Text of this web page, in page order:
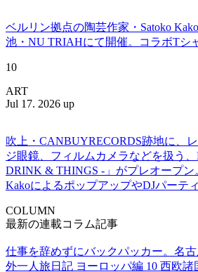
ベルリン拠点の陶芸作家・Satoko
池・NU TRIAHにて開催。コラボTシ
10
ART
Jul 17. 2026 up
吹上・CANBUYRECORDS跡地に、
ジ眼鏡、フィルムカメラなどを扱う
DRINK & THINGS -」がプレオープン
KakoによるポップアップやDJパーテ
COLUMN
最新の連載コラム記事
仕事を辞めずにバックパッカー。名
外一人旅日記 ヨーロッパ編 10 西欧諸